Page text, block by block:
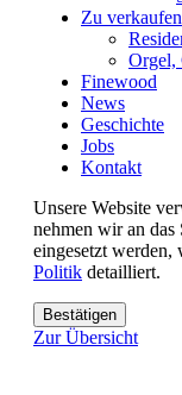
Zu verkaufen
Orgel,
Finewood
News
Geschichte
Jobs
Kontakt
Unsere Website
nehmen wir an das
eingesetzt werden,
Politik detailliert.
Bestätigen
Zur Übersicht